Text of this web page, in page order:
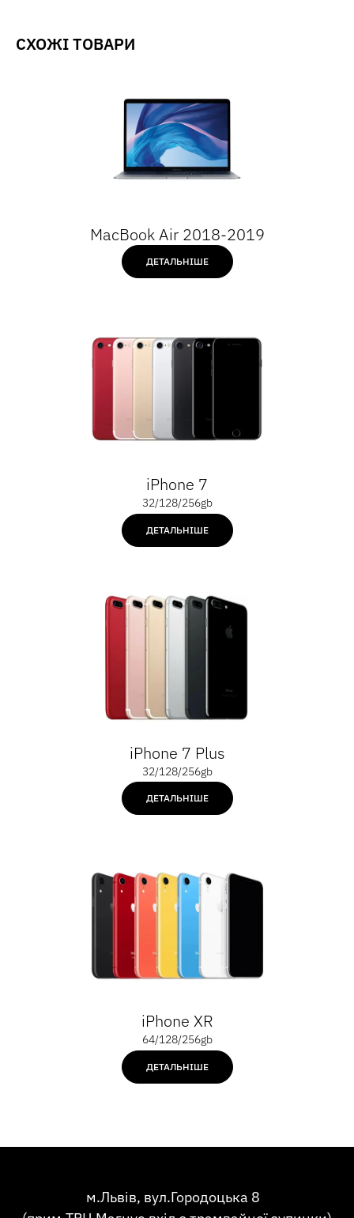
СХОЖІ ТОВАРИ
MacBook Air 2018-2019
ДЕТАЛЬНІШЕ
iPhone 7
32/128/256gb
ДЕТАЛЬНІШЕ
iPhone 7 Plus
32/128/256gb
ДЕТАЛЬНІШЕ
iPhone XR
64/128/256gb
ДЕТАЛЬНІШЕ
м.Львів, вул.Городоцька 8